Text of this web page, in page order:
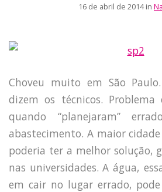
16 de abril de 2014 in
Choveu muito em São
dizem os técnicos.
quando “planejaram”
abastecimento. A maior
poderia ter a melhor solução,
nas universidades. A água,
em cair no lugar errado, pode